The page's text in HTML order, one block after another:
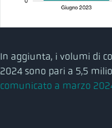
In aggiunta, i volumi di
2024 sono pari a 5,5
comunicato a marzo